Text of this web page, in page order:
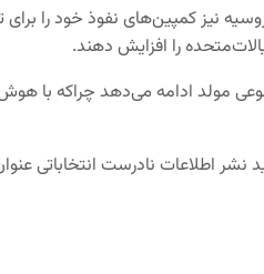
نیز کمپین‌های نفوذ خود را برای
را افزایش دهند.
مولد ادامه می‌دهد چرا‌که با
اطلاعات نادرست انتخاباتی